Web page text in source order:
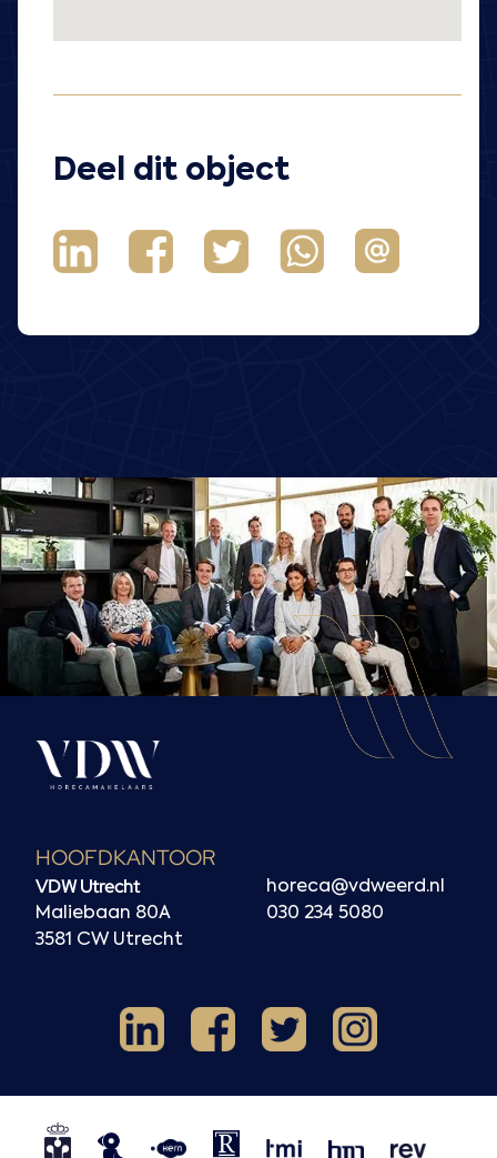
Deel dit object
HOOFDKANTOOR
VDW Utrecht
Maliebaan 80A
3581 CW Utrecht
horeca@vdweerd.nl
030 234 5080
LinkedInFacebook
X Instagram
NVM
Horecaspot
Kern
NRVT
TMI HMN REV